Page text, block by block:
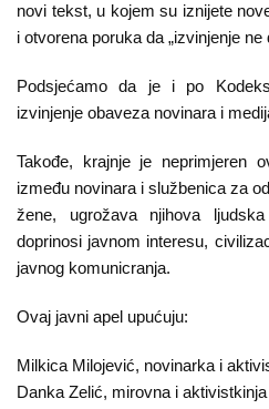
novi tekst, u kojem su iznijete
i otvorena poruka da „izvinjenje ne
Podsjećamo da je i po
izvinjenje obaveza novinara i
Takođe, krajnje je neprimjeren
između novinara i službenica za
žene, ugrožava njihova
doprinosi javnom interesu,
javnog komunicranja.
Ovaj javni apel upućuju:
Milkica Milojević, novinarka i
Danka Zelić, mirovna i